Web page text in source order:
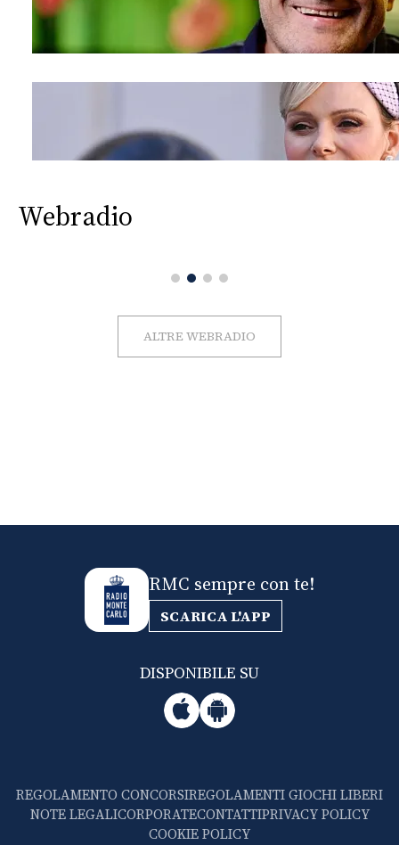
Webradio
ALTRE WEBRADIO
RMC sempre con te!
SCARICA L'APP
DISPONIBILE SU
REGOLAMENTO CONCORSIREGOLAMENTI GIOCHI LIBERI
NOTE LEGALICORPORATECONTATTIPRIVACY POLICY
COOKIE POLICY